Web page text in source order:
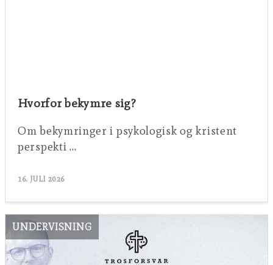
Hvorfor bekymre sig?
Om bekymringer i psykologisk og kristent
perspekti …
16. JULI 2026
UNDERVISNING